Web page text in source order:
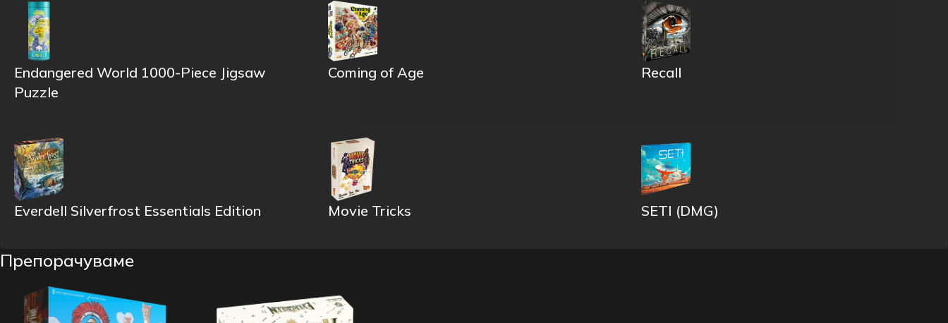
Endangered World 1000-Piece Jigsaw
Puzzle
Coming of Age Recall
Everdell Silverfrost Essentials Edition Movie Tricks SETI (DMG)
Препорачуваме